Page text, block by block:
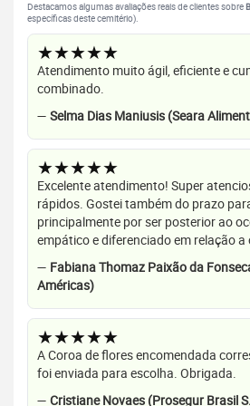
Destacamos algumas avaliações reais de clientes sobre
específicas deste cemitério).
★★★★★
Atendimento muito ágil, eficiente e
combinado.
— Selma Dias Maniusis (Seara
★★★★★
Excelente atendimento! Super
rápidos. Gostei também do prazo
principalmente por ser posterior ao
empático e diferenciado em relação
— Fabiana Thomaz Paixão da
Américas)
★★★★★
A Coroa de flores encomendada
foi enviada para escolha. Obrigada.
— Cristiane Novaes (Prosegur Brasil